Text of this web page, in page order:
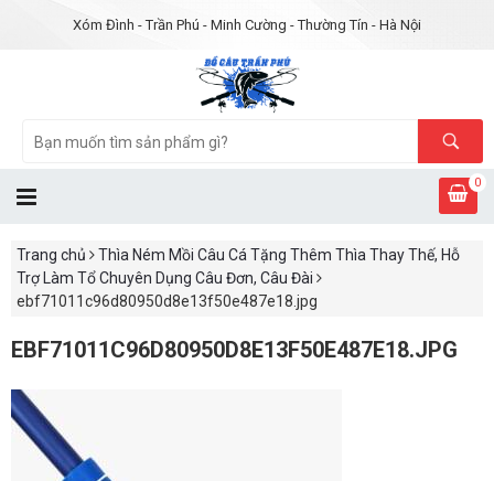
Xóm Đình - Trần Phú - Minh Cường - Thường Tín - Hà Nội
0
Trang chủ
Thìa Ném Mồi Câu Cá Tặng Thêm Thìa Thay Thế, Hỗ
Trợ Làm Tổ Chuyên Dụng Câu Đơn, Câu Đài
ebf71011c96d80950d8e13f50e487e18.jpg
EBF71011C96D80950D8E13F50E487E18.JPG